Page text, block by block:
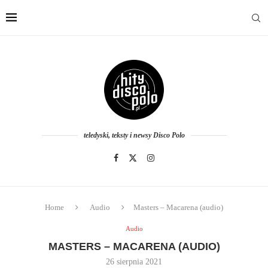
teledyski, teksty i newsy Disco Polo
Home Audio Masters – Macarena (audio)
Audio
MASTERS – MACARENA (AUDIO)
26 sierpnia 2021